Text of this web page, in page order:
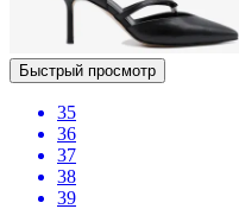
Быстрый просмотр
35
36
37
38
39